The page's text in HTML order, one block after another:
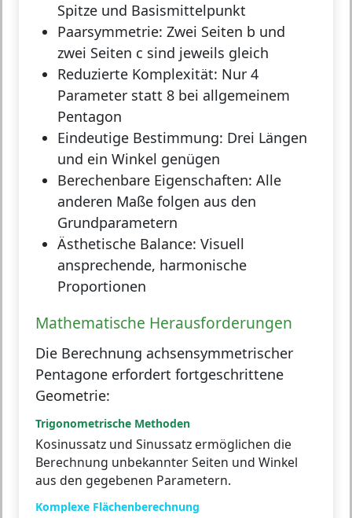
Spitze und Basismittelpunkt
Paarsymmetrie: Zwei Seiten b und
zwei Seiten c sind jeweils gleich
Reduzierte Komplexität: Nur 4
Parameter statt 8 bei allgemeinem
Pentagon
Eindeutige Bestimmung: Drei Längen
und ein Winkel genügen
Berechenbare Eigenschaften: Alle
anderen Maße folgen aus den
Grundparametern
Ästhetische Balance: Visuell
ansprechende, harmonische
Proportionen
Mathematische Herausforderungen
Die Berechnung achsensymmetrischer
Pentagone erfordert fortgeschrittene
Geometrie:
Trigonometrische Methoden
Kosinussatz und Sinussatz ermöglichen die
Berechnung unbekannter Seiten und Winkel
aus den gegebenen Parametern.
Komplexe Flächenberechnung